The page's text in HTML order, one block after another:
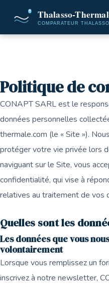
Politique de
CONAPT SARL est le
données personnelles
thermale.com (le « Site »).
protéger votre vie privée lors
naviguant sur le Site, vous
confidentialité, qui vise à
relatives au traitement de vos
Quelles sont les
Les données que vous
volontairement
Lorsque vous remplissez un
inscrivez à notre newsletter,